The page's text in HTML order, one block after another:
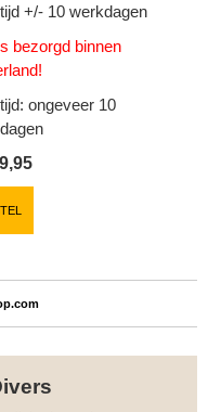
+/- 10 werkdagen
bezorgd binnen
ongeveer 10